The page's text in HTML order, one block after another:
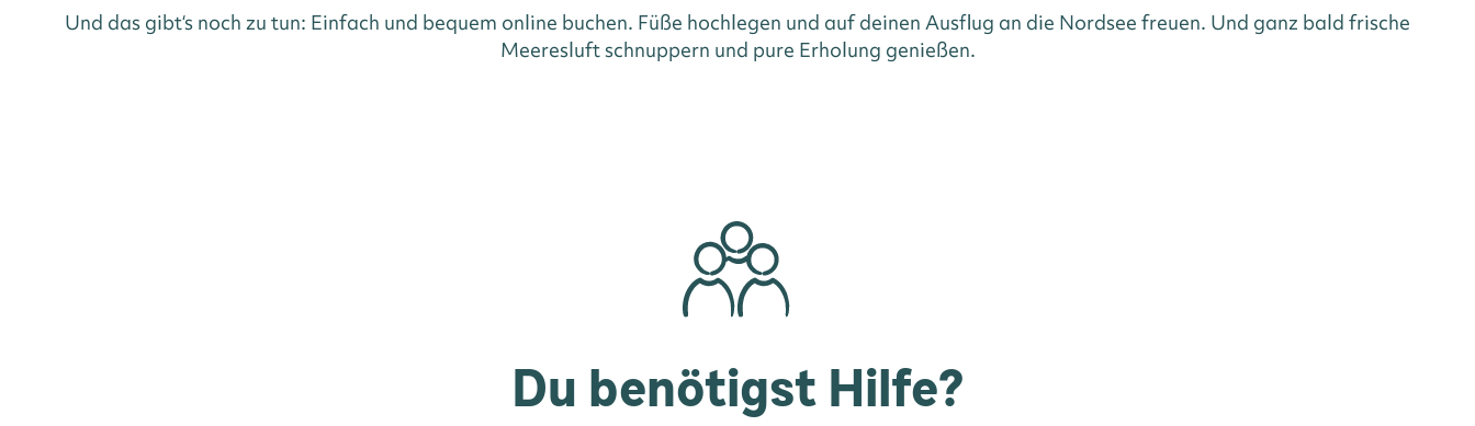
Und das gibt‘s noch zu tun: Einfach und bequem online buchen. Füße hochlegen und auf deinen Ausflug an die Nordsee freuen. Und ganz bald frische
Meeresluft schnuppern und pure Erholung genießen.
Du benötigst Hilfe?